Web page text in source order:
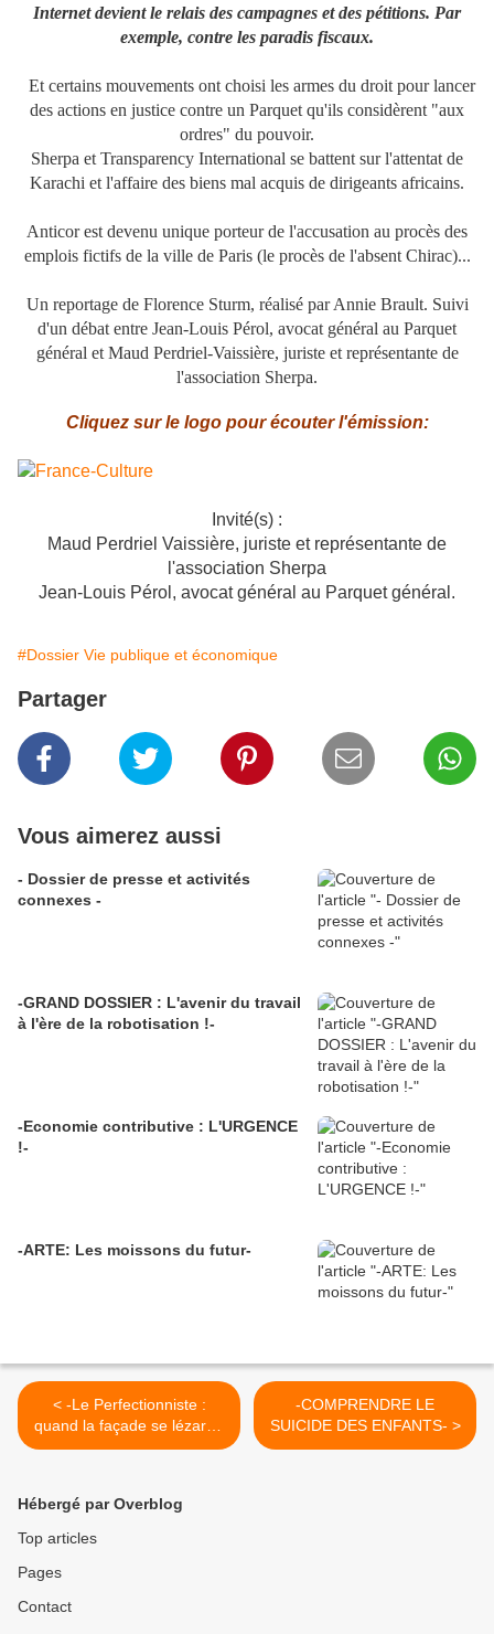
Internet devient le relais des campagnes et des pétitions. Par
exemple, contre les paradis fiscaux.
Et certains mouvements ont choisi les armes du droit pour lancer
des actions en justice contre un Parquet qu'ils considèrent "aux
ordres" du pouvoir.
Sherpa et Transparency International se battent sur l'attentat de
Karachi et l'affaire des biens mal acquis de dirigeants africains.
Anticor est devenu unique porteur de l'accusation au procès des
emplois fictifs de la ville de Paris (le procès de l'absent Chirac)...
Un reportage de Florence Sturm, réalisé par Annie Brault. Suivi
d'un débat entre Jean-Louis Pérol, avocat général au Parquet
général et Maud Perdriel-Vaissière, juriste et représentante de
l'association Sherpa.
Cliquez sur le logo pour écouter l'émission:
Invité(s) :
Maud Perdriel Vaissière, juriste et représentante de
l'association Sherpa
Jean-Louis Pérol, avocat général au Parquet général.
#Dossier Vie publique et économique
Partager
Vous aimerez aussi
- Dossier de presse et activités
connexes -
-GRAND DOSSIER : L'avenir du travail
à l'ère de la robotisation !-
-Economie contributive : L'URGENCE
!-
-ARTE: Les moissons du futur-
< -Le Perfectionniste :
quand la façade se lézarde
!-
-COMPRENDRE LE
SUICIDE DES ENFANTS- >
Hébergé par Overblog
Top articles
Pages
Contact